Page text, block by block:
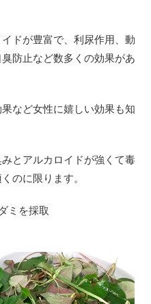
ドが豊富で、利尿作用、動
防止など数多くの効果があ
など女性に嬉しい効果も知
とアルカロイドが強くて毒
のに限ります。
ミを採取